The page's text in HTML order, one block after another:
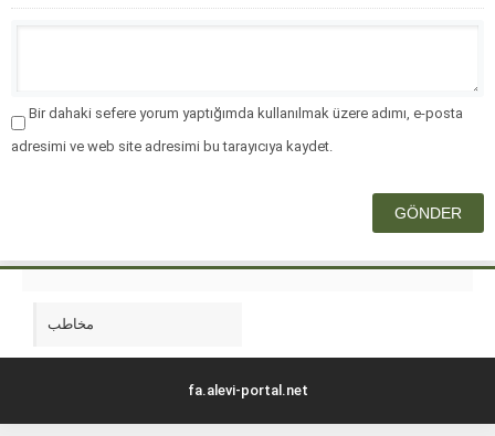
Bir dahaki sefere yorum yaptığımda kullanılmak üzere adımı, e-posta
adresimi ve web site adresimi bu tarayıcıya kaydet.
مخاطب
fa.alevi-portal.net